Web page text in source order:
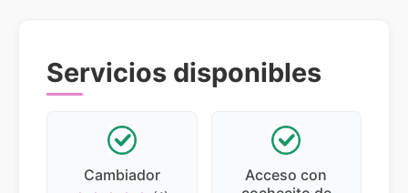
Servicios disponibles
Cambiador
Acceso con